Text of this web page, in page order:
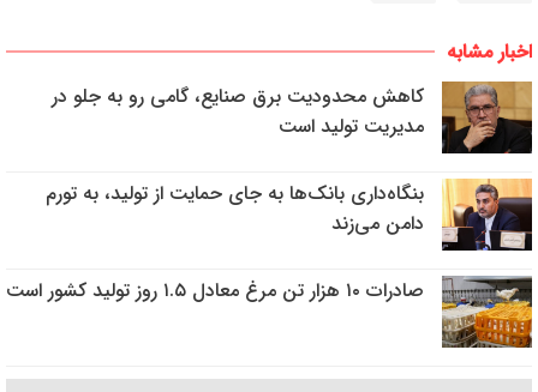
اخبار مشابه
کاهش محدودیت برق صنایع، گامی رو به جلو در
مدیریت تولید است
بنگاه‌داری بانک‌ها به جای حمایت از تولید، به تورم
دامن می‌زند
صادرات ۱۰ هزار تن مرغ معادل ۱.۵ روز تولید کشور است